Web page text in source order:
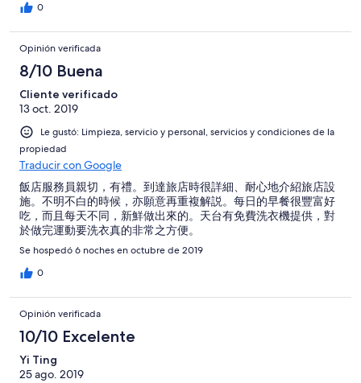
0
Opinión verificada
8/10 Buena
Cliente verificado
13 oct. 2019
Le gustó: Limpieza, servicio y personal, servicios y condiciones de la
propiedad
Traducir con Google
飯店服務員親切，有禮。到達旅店時很詳細、耐心地介紹旅店設
施。不明不白的時候，亦願意再重複解説。每日的早餐很豐富好
吃，而且每天不同，新鮮做出來的。天台有免費洗衣機提供，對
於做完運動要洗衣真的非常之方便。
Se hospedó 6 noches en octubre de 2019
0
Opinión verificada
10/10 Excelente
Yi Ting
25 ago. 2019